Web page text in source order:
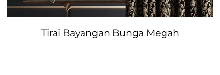
Tirai Bayangan Bunga Megah